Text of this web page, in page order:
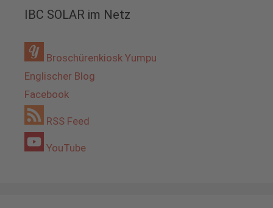
IBC SOLAR im Netz
Broschürenkiosk Yumpu
Englischer Blog
Facebook
RSS Feed
YouTube